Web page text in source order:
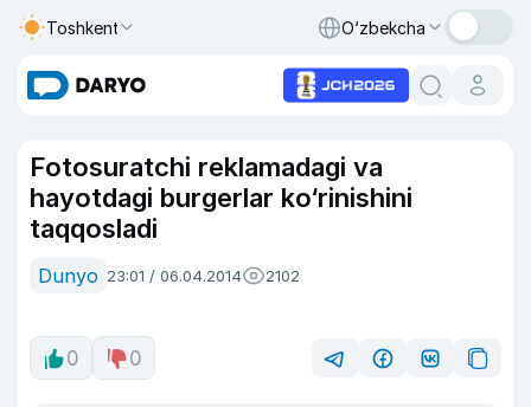
Toshkent O‘zbekcha
Fotosuratchi reklamadagi va
hayotdagi burgerlar ko‘rinishini
taqqosladi
Dunyo 23:01 / 06.04.2014 2102
0 0